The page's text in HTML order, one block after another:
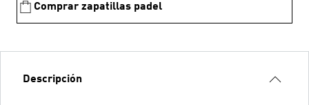
Comprar zapatillas padel
Descripción